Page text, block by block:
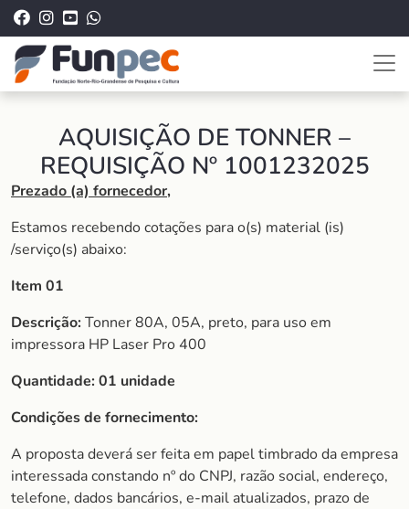
AQUISIÇÃO DE TONNER –
REQUISIÇÃO Nº 1001232025
Prezado (a) fornecedor,
Estamos recebendo cotações para o(s) material (is)
/serviço(s) abaixo:
Item 01
Descrição:Tonner 80A, 05A, preto, para uso em
impressora HP Laser Pro 400
Quantidade: 01 unidade
Condições de fornecimento:
A proposta deverá ser feita em papel timbrado da empresa
interessada constando nº do CNPJ, razão social, endereço,
telefone, dados bancários, e-mail atualizados, prazo de